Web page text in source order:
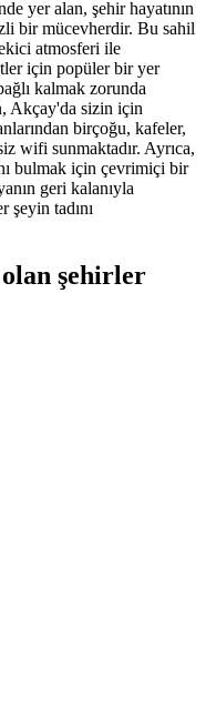
yer alan, şehir hayatının
bir mücevherdir. Bu sahil
atmosferi ile
için popüler bir yer
kalmak zorunda
Akçay'da sizin için
birçoğu, kafeler,
wifi sunmaktadır. Ayrıca,
bulmak için çevrimiçi bir
geri kalanıyla
şeyin tadını
şehirler